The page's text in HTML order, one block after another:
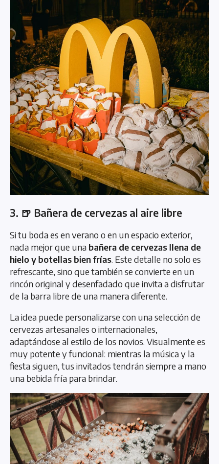
3. 🍺 Bañera de cervezas al aire libre
Si tu boda es en verano o en un espacio exterior,
nada mejor que una bañera de cervezas llena de
hielo y botellas bien frías. Este detalle no solo es
refrescante, sino que también se convierte en un
rincón original y desenfadado que invita a disfrutar
de la barra libre de una manera diferente.
La idea puede personalizarse con una selección de
cervezas artesanales o internacionales,
adaptándose al estilo de los novios. Visualmente es
muy potente y funcional: mientras la música y la
fiesta siguen, tus invitados tendrán siempre a mano
una bebida fría para brindar.